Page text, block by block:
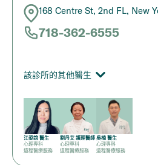
168 Centre St, 2nd FL, New
718-362-6555
該診所的其他醫生
江姿誼 醫生
心理專科
遠程醫療服務
劉丹艾 護理醫師
心理專科
遠程醫療服務
吳楠 醫生
心理專科
遠程醫療服務